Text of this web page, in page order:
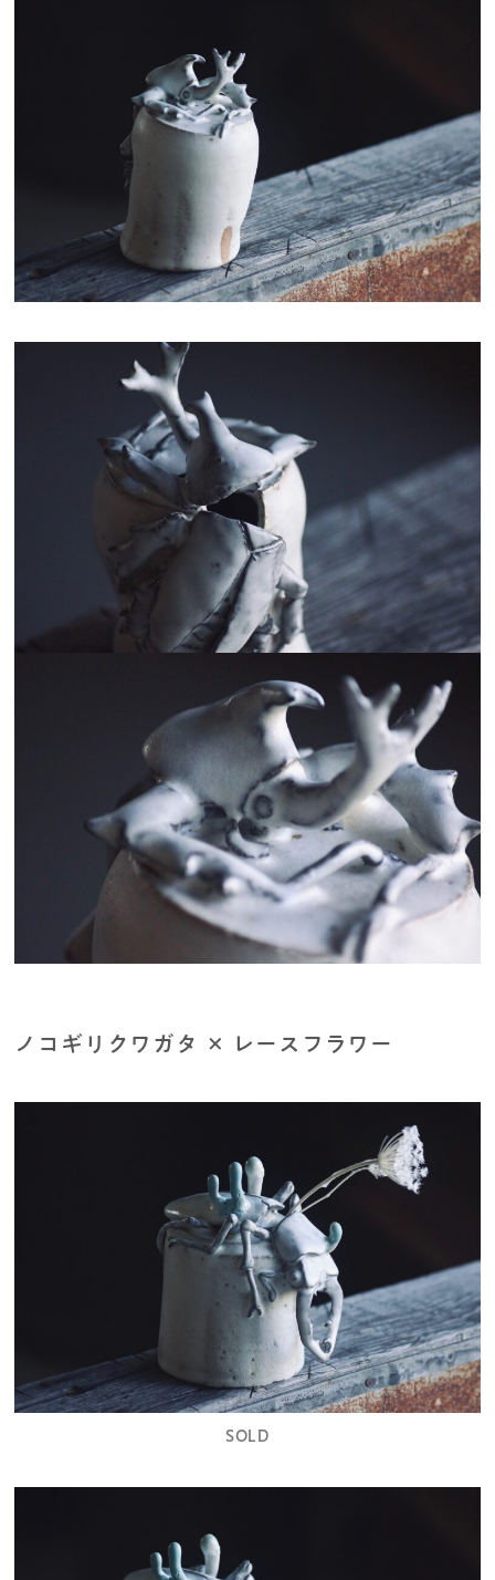
ノコギリクワガタ × レースフラワー
SOLD